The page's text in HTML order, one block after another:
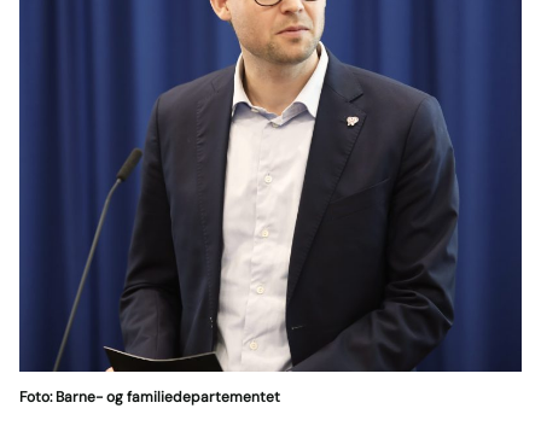
Foto: Barne- og familiedepartementet